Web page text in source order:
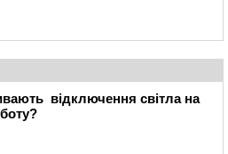
відключення світла на